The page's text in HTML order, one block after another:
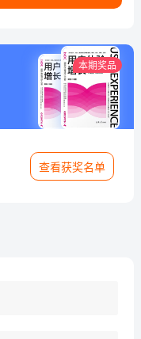
本期奖品
查看获奖名单